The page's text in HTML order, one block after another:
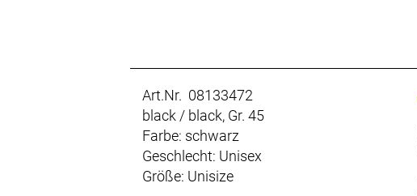
Art.Nr. 08133472
black / black, Gr. 45
Farbe: schwarz
Geschlecht: Unisex
Größe: Unisize